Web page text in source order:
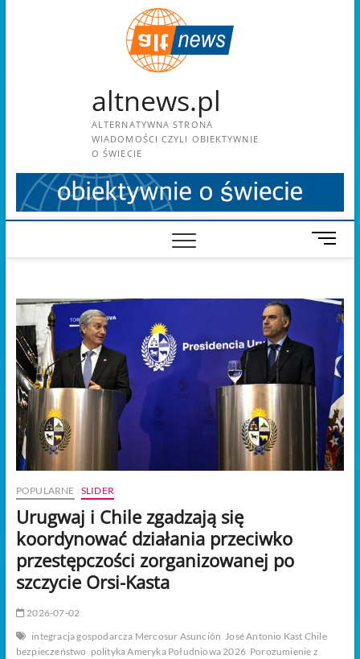
altnews.pl
ALTERNATYWNA STRONA
WIADOMOŚCI CZYLI OBIEKTYWNIE
O ŚWIECIE
M
e
B
POPULARNE SLIDER
Urugwaj i Chile zgadzają się
koordynować działania przeciwko
przestępczości zorganizowanej po
szczycie Orsi-Kasta
2026-07-02
integracja gospodarcza Mercosur Asunción José Antonio Kast Chile
bezpieczeństwo polityka Ameryka Południowa 2026 Porozumienie z